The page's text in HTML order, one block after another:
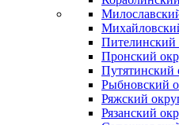
Пителинский
Пронский
Путятинский
Рыбновский
Ряжский
Рязанский